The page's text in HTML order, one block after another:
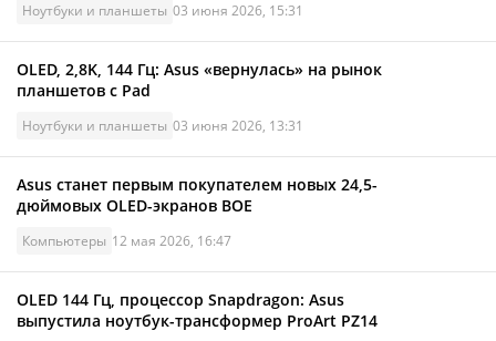
Ноутбуки и планшеты 03 июня 2026, 15:31
OLED, 2,8K, 144 Гц: Asus «вернулась» на рынок
планшетов с Pad
Ноутбуки и планшеты 03 июня 2026, 13:31
Asus станет первым покупателем новых 24,5-
дюймовых OLED-экранов BOE
Компьютеры 12 мая 2026, 16:47
OLED 144 Гц, процессор Snapdragon: Asus
выпустила ноутбук-трансформер ProArt PZ14